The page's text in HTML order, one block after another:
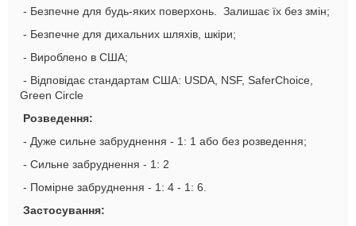
- Безпечне для будь-яких поверхонь. Залишає їх без змін;
- Безпечне для дихальних шляхів, шкіри;
- Вироблено в США;
- Відповідає стандартам США: USDA, NSF, SaferChoice,
Green Circle
Розведення:
- Дуже сильне забруднення - 1: 1 або без розведення;
- Сильне забруднення - 1: 2
- Помірне забруднення - 1: 4 - 1: 6.
Застосування: